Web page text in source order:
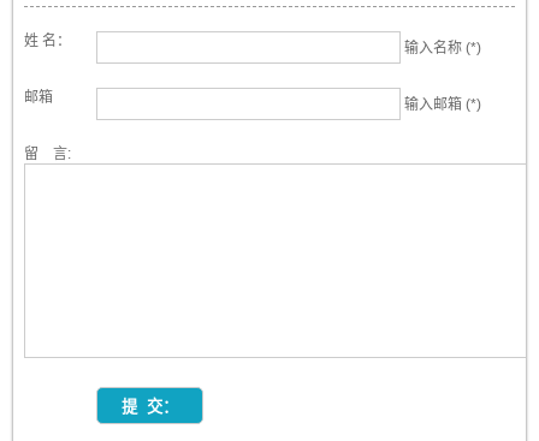
姓 名： 输入名称 (*)
邮箱 输入邮箱 (*)
留 言: